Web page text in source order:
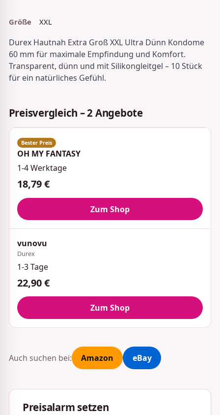
Größe XXL
Durex Hautnah Extra Groß XXL Ultra Dünn Kondome
60 mm für maximale Empfindung und Komfort.
Transparent, dünn und mit Silikongleitgel – 10 Stück
für ein natürliches Gefühl.
Preisvergleich – 2 Angebote
OH MY FANTASY
1-4 Werktage
18,79 €
Zum Shop
vunovu
Durex
1-3 Tage
22,90 €
Zum Shop
Auch suchen bei: Amazon eBay
Preisalarm setzen